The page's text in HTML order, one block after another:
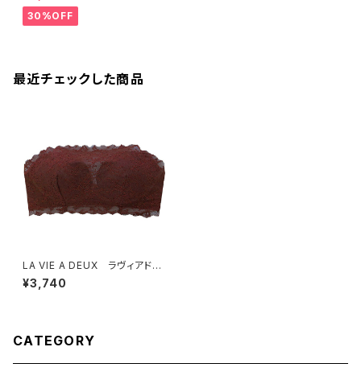
463 SALE 送料無料
30%OFF
最近チェックした商品
LA VIE A DEUX ラヴィアド
ゥ フリーカットレース パンド
ゥブラ チューブトップ チュー
¥3,740
CATEGORY